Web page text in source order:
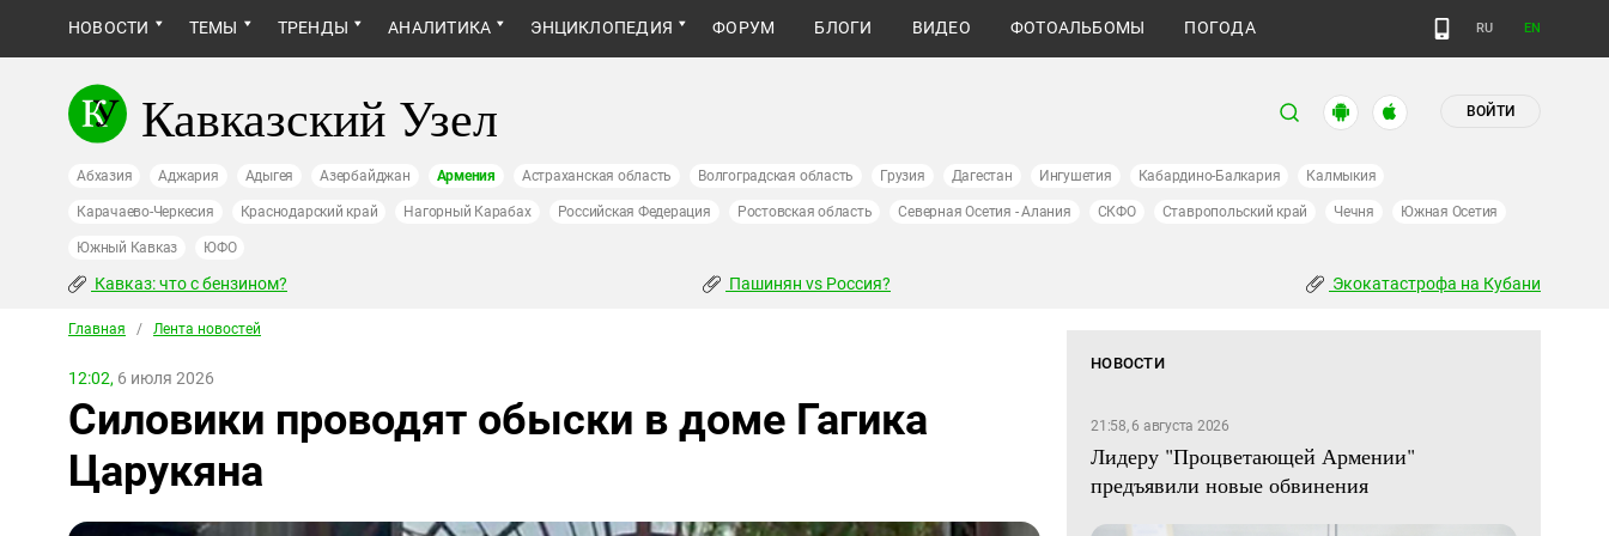
НОВОСТИ ТЕМЫ ТРЕНДЫ АНАЛИТИКА ЭНЦИКЛОПЕДИЯ ФОРУМ БЛОГИ ВИДЕО ФОТОАЛЬБОМЫ ПОГОДА RU EN
Кавказский Узел ВОЙТИ
Абхазия Аджария Адыгея Азербайджан Армения Астраханская область Волгоградская область Грузия Дагестан Ингушетия Кабардино-Балкария Калмыкия
Карачаево-Черкесия Краснодарский край Нагорный Карабах Российская Федерация Ростовская область Северная Осетия - Алания СКФО Ставропольский край Чечня Южная Осетия
Южный Кавказ ЮФО
Кавказ: что с бензином? Пашинян vs Россия? Экокатастрофа на Кубани
Главная / Лента новостей
12:02, 6 июля 2026
Силовики проводят обыски в доме Гагика
Царукяна
НОВОСТИ
21:58, 6 августа 2026
Лидеру "Процветающей Армении"
предъявили новые обвинения